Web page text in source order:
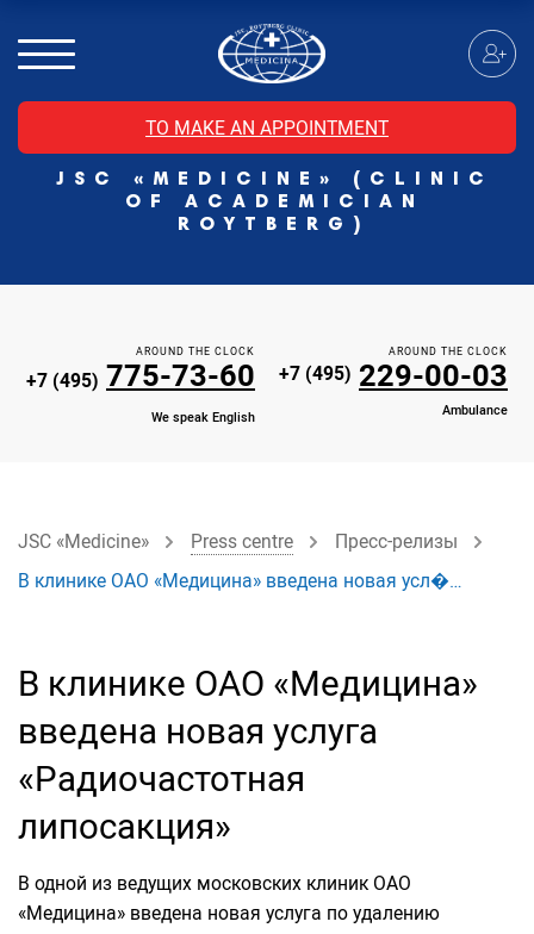
TO MAKE AN APPOINTMENT
JSC «MEDICINE» (CLINIC
OF ACADEMICIAN
ROYTBERG)
MRI of the head with contrast
Individual Check Up
Cosmetology
Rehabilitation Medicine
Paid hospitalization of patients with coronavirus
AROUND THE CLOCK
+7 (495) 775-73-60
We speak English
AROUND THE CLOCK
+7 (495) 229-00-03
Ambulance
JSC «Medicine» Press centre
Пресс-релизы
В клинике ОАО «Медицина» введена новая усл�…
В клинике ОАО «Медицина»
введена новая услуга
«Радиочастотная
липосакция»
В одной из ведущих московских клиник ОАО
«Медицина» введена новая услуга по удалению